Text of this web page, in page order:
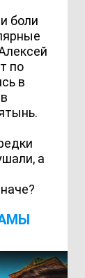
боли
по
в
а